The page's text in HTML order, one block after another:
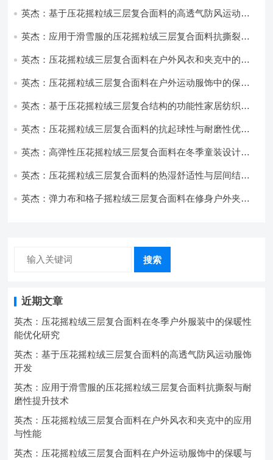
英杰：基于压花摇粒绒三层复合面料的高透气防风运动服
英杰：应用于滑雪服的压花摇粒绒三层复合面料抗撕裂与
英杰：压花摇粒绒三层复合面料在户外风衣和夹克中的应
英杰：压花摇粒绒三层复合面料在户外运动服饰中的保暖
英杰：基于压花摇粒绒三层复合结构的功能性家居纺织品
英杰：压花摇粒绒三层复合面料的抗起球性与耐磨性优化
英杰：高弹性压花摇粒绒三层复合面料在冬季童装设计中
英杰：压花摇粒绒三层复合面料的热湿舒适性与层间结合
英杰：弹力布和格子摇粒绒三层复合面料在修身户外夹克
搜索
近期文章
英杰：压花摇粒绒三层复合面料在冬季户外服装中的保暖性
能优化研究
英杰：基于压花摇粒绒三层复合面料的高透气防风运动服饰
开发
英杰：应用于滑雪服的压花摇粒绒三层复合面料抗撕裂与耐
磨性提升技术
英杰：压花摇粒绒三层复合面料在户外风衣和夹克中的应用
与性能
英杰：压花摇粒绒三层复合面料在户外运动服饰中的保暖与